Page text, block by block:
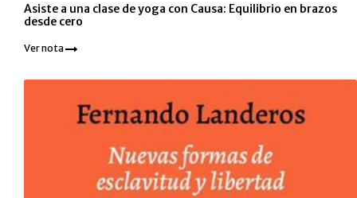
Asiste a una clase de yoga con Causa: Equilibrio en brazos
desde cero
Ver nota